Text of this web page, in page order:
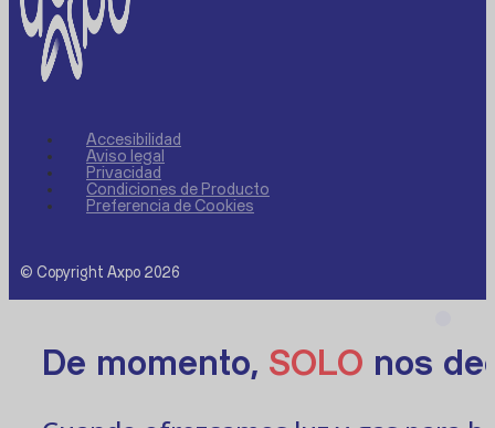
Accesibilidad
Aviso legal
Privacidad
Condiciones de Producto
Preferencia de Cookies
© Copyright Axpo 2026
De momento, SOLO nos